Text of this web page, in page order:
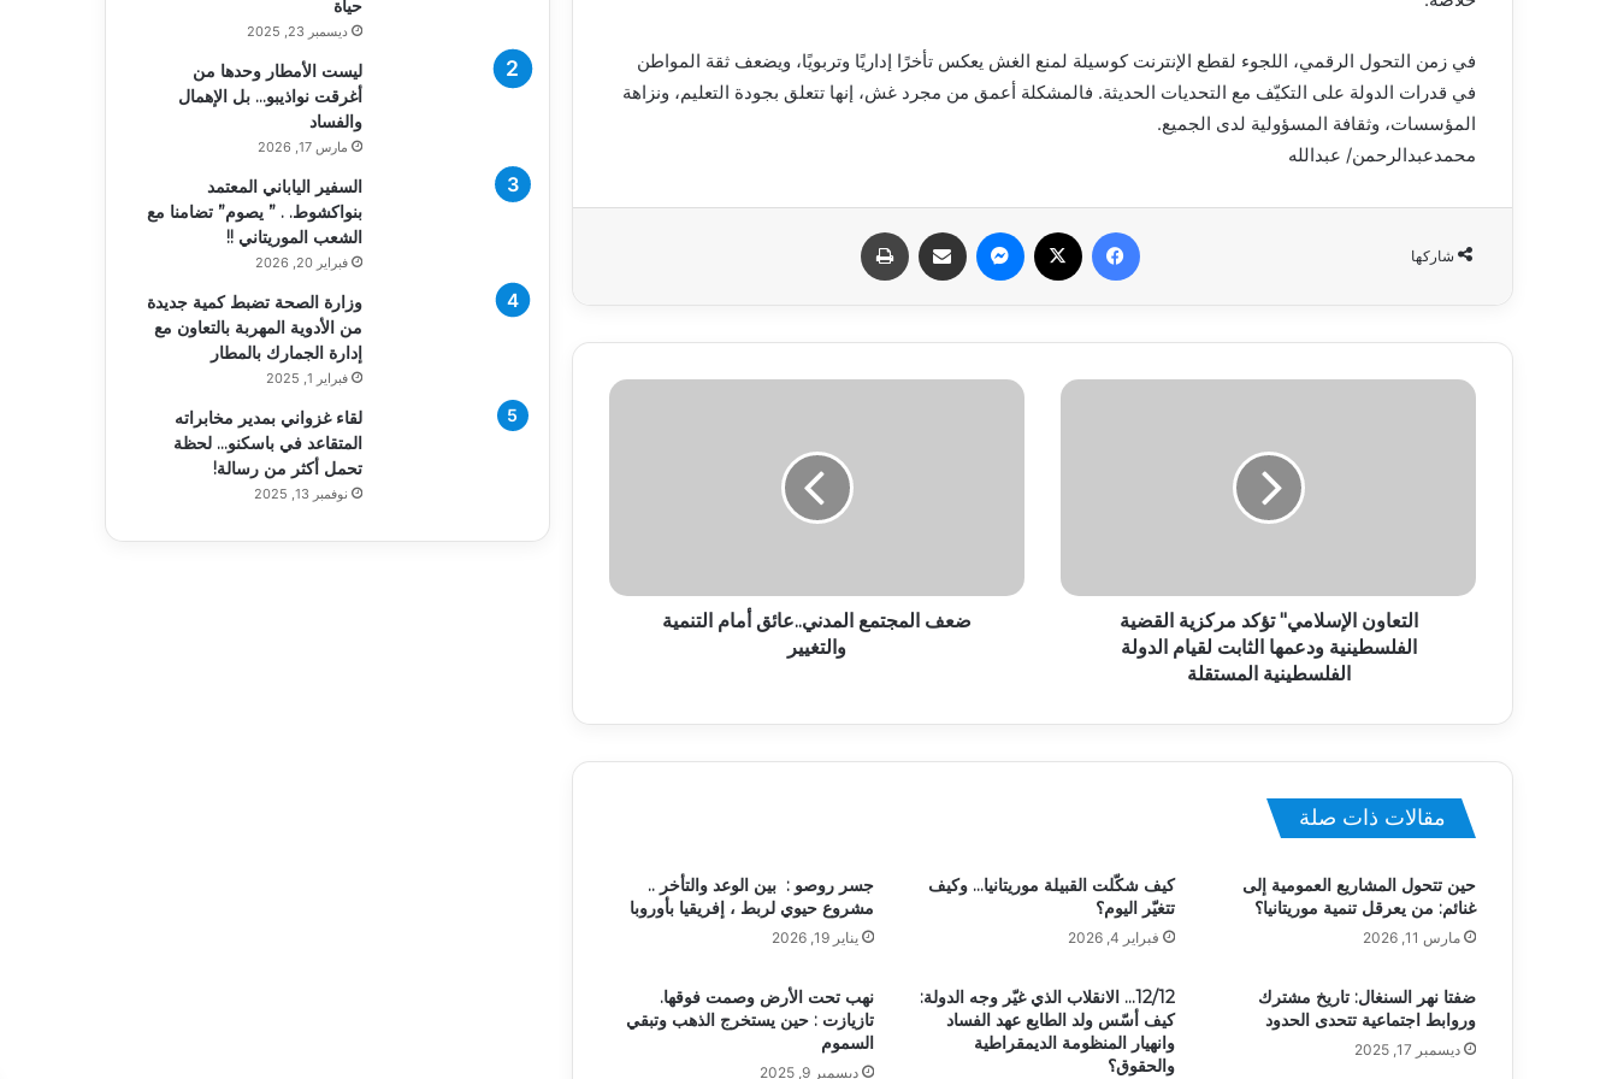
في زمن التحول الرقمي، اللجوء لقطع الإنترنت كوسيلة لمنع الغش يعكس تأخرًا إداريًا وتربويًا، ويضعف ثقة المواطن
في قدرات الدولة على التكيّف مع التحديات الحديثة. فالمشكلة أعمق من مجرد غش، إنها تتعلق بجودة التعليم، ونزاهة
المؤسسات، وثقافة المسؤولية لدى الجميع.
محمدعبدالرحمن/ عبدالله
شاركها
فيسبوك ماسنجر مشاركة عبر البريد
التعاون الإسلامي" تؤكد مركزية القضية
الفلسطينية ودعمها الثابت لقيام الدولة
الفلسطينية المستقلة
ضعف المجتمع المدني..عائق أمام التنمية
والتغيير
مقالات ذات صلة
حين تتحول المشاريع العمومية إلى
غنائم: من يعرقل تنمية موريتانيا؟
مارس 11, 2026
كيف شكّلت القبيلة موريتانيا… وكيف
تتغيّر اليوم؟
فبراير 4, 2026
جسر روصو : بين الوعد والتأخر ..
مشروع حيوي لربط ، إفريقيا بأوروبا
يناير 19, 2026
ضفتا نهر السنغال: تاريخ مشترك
وروابط اجتماعية تتحدى الحدود
ديسمبر 17, 2025
12/12… الانقلاب الذي غيّر وجه الدولة:
كيف أسّس ولد الطايع عهد الفساد
وانهيار المنظومة الديمقراطية
والحقوق؟
نهب تحت الأرض وصمت فوقها.
تازيازت : حين يستخرج الذهب وتبقي
السموم
ديسمبر 9, 2025
حياة
ديسمبر 23, 2025
ليست الأمطار وحدها من
أغرقت نواذيبو… بل الإهمال
والفساد
مارس 17, 2026
السفير الياباني المعتمد
بنواكشوط. . ” يصوم” تضامنا مع
الشعب الموريتاني !!
فبراير 20, 2026
وزارة الصحة تضبط كمية جديدة
من الأدوية المهربة بالتعاون مع
إدارة الجمارك بالمطار
فبراير 1, 2025
لقاء غزواني بمدير مخابراته
المتقاعد في باسكنو… لحظة
تحمل أكثر من رسالة!
نوفمبر 13, 2025